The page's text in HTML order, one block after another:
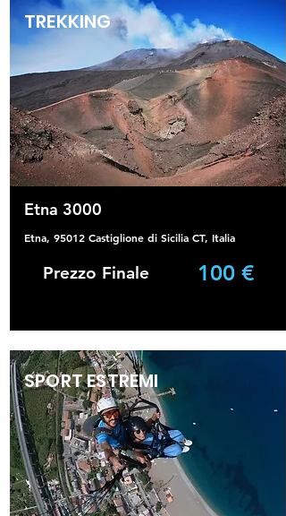
Etna 3000
Etna, 95012 Castiglione di Sicilia CT, Italia
Prezzo Finale 100 €
TREKKING
SPORT ESTREMI